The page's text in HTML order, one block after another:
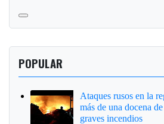
POPULAR
Ataques rusos en la
más de una docena
graves incendios